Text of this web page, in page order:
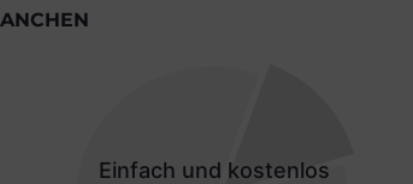
Einfach und kostenlos